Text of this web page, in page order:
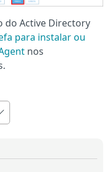
do Active Directory
para instalar ou
nos